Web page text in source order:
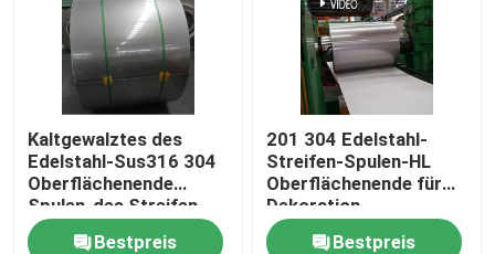
Kaltgewalztes des
Edelstahl-Sus316 304
Oberflächenende
Spulen-des Streifen-
2B
Bestpreis
201 304 Edelstahl-
Streifen-Spulen-HL
Oberflächenende für
Dekoration
Bestpreis